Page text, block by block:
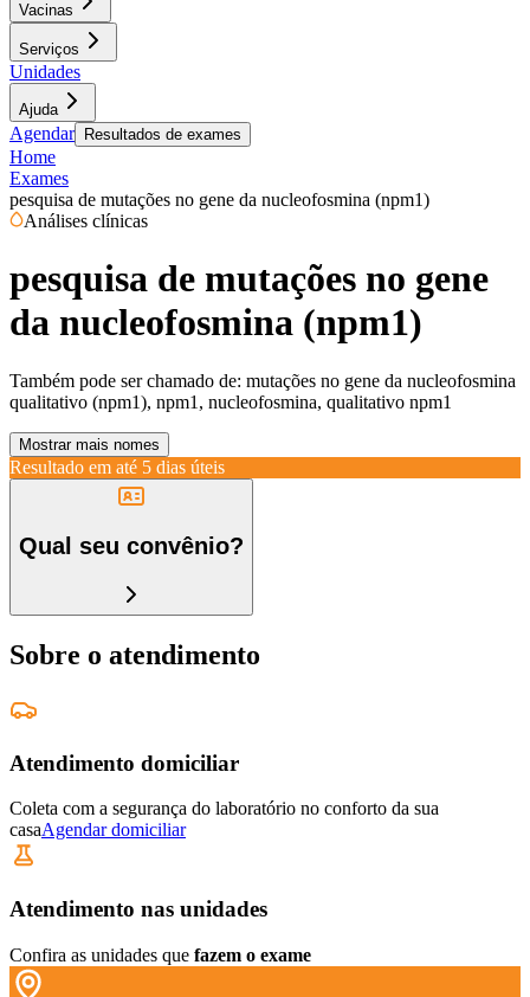
Vacinas
Serviços
Unidades
Ajuda
Agendar Resultados de exames
Home
Exames
pesquisa de mutações no gene da nucleofosmina (npm1)
Análises clínicas
pesquisa de mutações no gene
da nucleofosmina (npm1)
Também pode ser chamado de: mutações no gene da nucleofosmina
qualitativo (npm1), npm1, nucleofosmina, qualitativo npm1
Mostrar mais nomes
Resultado em até 5 dias úteis
Qual seu convênio?
Sobre o atendimento
Atendimento domiciliar
Coleta com a segurança do laboratório no conforto da sua
casaAgendar domiciliar
Atendimento nas unidades
Confira as unidades que fazem o exame